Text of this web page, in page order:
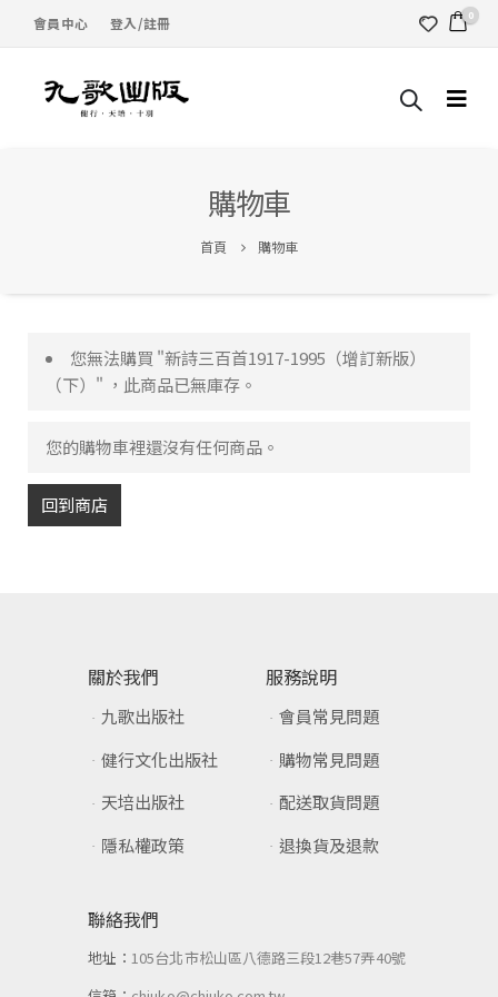
會員中心 登入/註冊 0
購物車
首頁 購物車
您無法購買 "新詩三百首1917-1995（增訂新版）
（下）" ，此商品已無庫存。
您的購物車裡還沒有任何商品。
回到商店
關於我們
九歌出版社
健行文化出版社
天培出版社
隱私權政策
服務說明
會員常見問題
購物常見問題
配送取貨問題
退換貨及退款
聯絡我們
地址：105台北市松山區八德路三段12巷57弄40號